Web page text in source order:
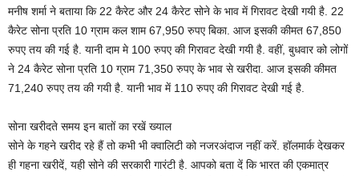
मनीष शर्मा ने बताया कि 22 कैरेट और 24 कैरेट सोने के भाव में गिरावट देखी गयी है. 22
कैरेट सोना प्रति 10 ग्राम कल शाम 67,950 रुपए बिका. आज इसकी कीमत 67,850
रुपए तय की गई है. यानी दाम मे 100 रुपए की गिरावट देखी गयी है. वहीं, बुधवार को लोगों
ने 24 कैरेट सोना प्रति 10 ग्राम 71,350 रुपए के भाव से खरीदा. आज इसकी कीमत
71,240 रुपए तय की गयी है. यानी भाव में 110 रुपए की गिरावट देखी गई है.
सोना खरीदते समय इन बातों का रखें ख्याल
सोने के गहने खरीद रहे हैं तो कभी भी क्वालिटी को नजरअंदाज नहीं करें. हॉलमार्क देखकर
ही गहना खरीदें, यही सोने की सरकारी गारंटी है. आपको बता दें कि भारत की एकमात्र